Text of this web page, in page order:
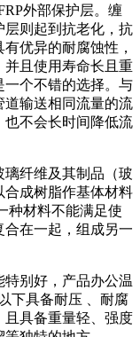
外部保护层。缠
层则起到抗老化，抗
有优异的耐腐蚀性，
并且使用寿命长且重
一个不错的选择。与
道输送相同流量的流
也不会长时间降低流
纤维及其制品（玻
合成树脂作基体材料
种材料不能满足使
合在一起，组成另一
别好，产品办公温
下具备耐压 、耐腐
且具备重量轻、强度